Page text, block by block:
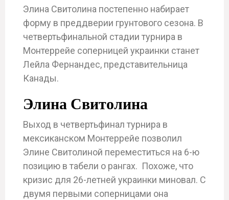
Элина Свитолина постепенно набирает
форму в преддверии грунтового сезона. В
четвертьфинальной стадии турнира в
Монтеррейе соперницей украинки станет
Лейла Фернандес, представительница
Канады.
Элина Свитолина
Выход в четвертьфинал турнира в
мексиканском Монтеррейе позволил
Элине Свитолиной переместиться на 6-ю
позицию в табели о рангах. Похоже, что
кризис для 26-летней украинки миновал. С
двумя первыми соперницами она